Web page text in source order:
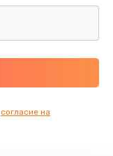
согласие на